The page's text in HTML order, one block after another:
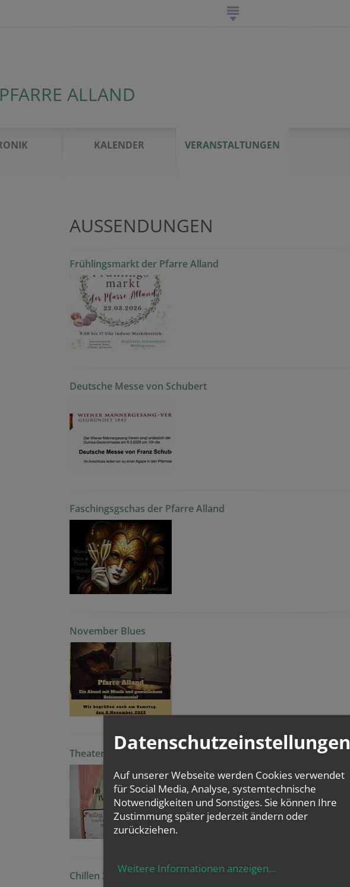
PFARRE ALLAND
KALENDER VERANSTALTUNGEN
AUSSENDUNGEN
Frühlingsmarkt der Pfarre Alland
Deutsche Messe von Schubert
Faschingsgschas der Pfarre Alland
November Blues
Theatergruppe Alland
Chillen 2.0 2025/26
Datenschutzeinstellungen
Auf unserer Webseite werden Cookies verwendet
für Social Media, Analyse, systemtechnische
Notwendigkeiten und Sonstiges. Sie können Ihre
Zustimmung später jederzeit ändern oder
zurückziehen.
Weitere Informationen anzeigen...